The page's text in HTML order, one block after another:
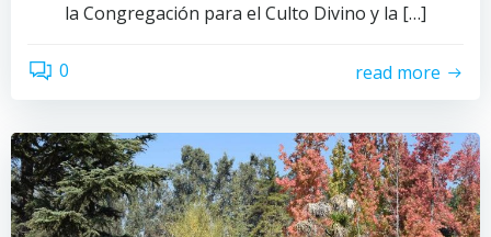
la Congregación para el Culto Divino y la […]
0 read more